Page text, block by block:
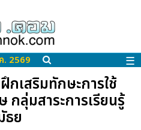
. 2569 ☰
กเสริมทักษะการใช้
ลุ่มสาระการเรียนรู้
ธย